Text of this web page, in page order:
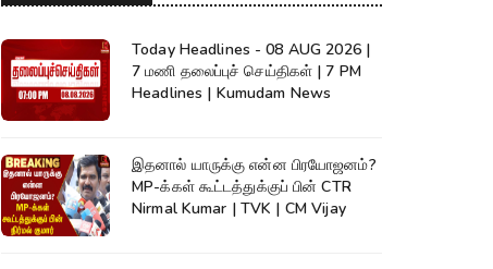
Today Headlines - 08 AUG 2026 |
7 மணி தலைப்புச் செய்திகள் | 7 PM
Headlines | Kumudam News
இதனால் யாருக்கு என்ன பிரயோஜனம்?
MP-க்கள் கூட்டத்துக்குப் பின் CTR
Nirmal Kumar | TVK | CM Vijay